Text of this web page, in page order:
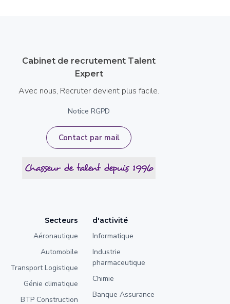
Cabinet de recrutement Talent
Expert
Avec nous, Recruter devient plus facile.
Notice RGPD
Contact par mail
Secteurs
Aéronautique
Automobile
Transport Logistique
Génie climatique
BTP Construction
d'activité
Informatique
Industrie
pharmaceutique
Chimie
Banque Assurance